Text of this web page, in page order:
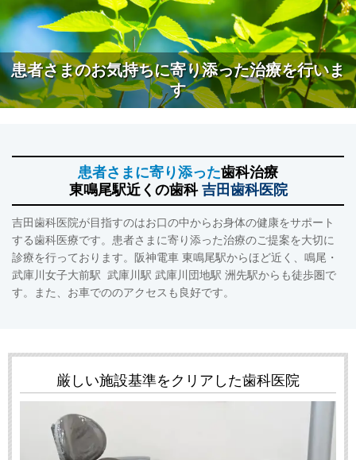
患者さまのお気持ちに寄り添った治療を行いま
す
患者さまに寄り添った歯科治療
東鳴尾駅近くの歯科 吉田歯科医院
吉田歯科医院が目指すのはお口の中からお身体の健康をサポート
する歯科医療です。患者さまに寄り添った治療のご提案を大切に
診療を行っております。阪神電車 東鳴尾駅からほど近く、鳴尾・
武庫川女子大前駅 武庫川駅 武庫川団地駅 洲先駅からも徒歩圏で
す。また、お車でののアクセスも良好です。
厳しい施設基準を クリアした歯科医院